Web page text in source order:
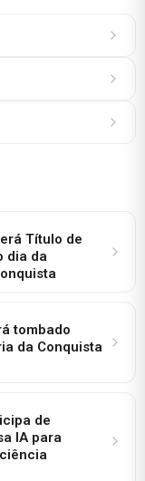
Título de
dia da
tombado
da Conquista
de
IA para